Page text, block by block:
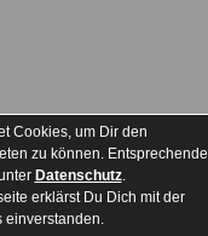
Cookies, um Dir den
zu können. Entsprechende
Datenschutz.
erklärst Du Dich mit der
einverstanden.